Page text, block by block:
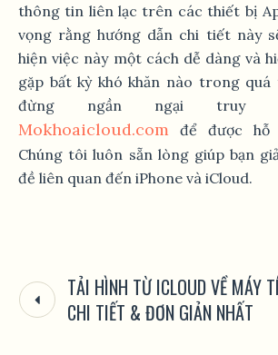
thông tin liên lạc trên các thiết bị
vọng rằng hướng dẫn chi tiết này
hiện việc này một cách dễ dàng và
gặp bất kỳ khó khăn nào trong
đừng ngần ngại truy
Mokhoaicloud.com để được hỗ
Chúng tôi luôn sẵn lòng giúp bạn
đề liên quan đến iPhone và iCloud.
TẢI HÌNH TỪ ICLOUD VỀ MÁY
CHI TIẾT & ĐƠN GIẢN NHẤT